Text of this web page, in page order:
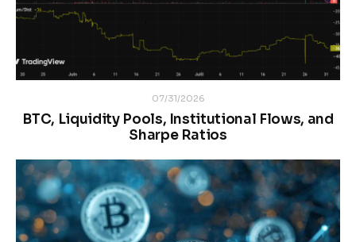
07/31/2026
BTC, Liquidity Pools, Institutional Flows, and
Sharpe Ratios